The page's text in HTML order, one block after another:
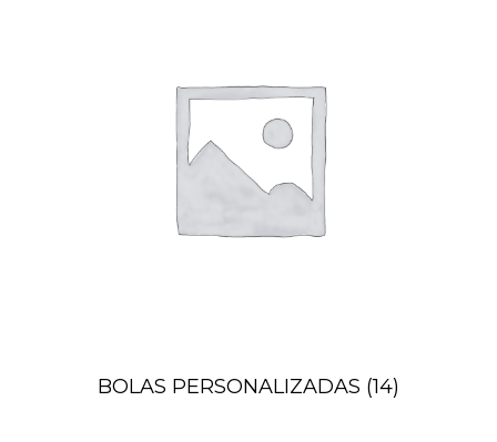
BOLAS PERSONALIZADAS (14)